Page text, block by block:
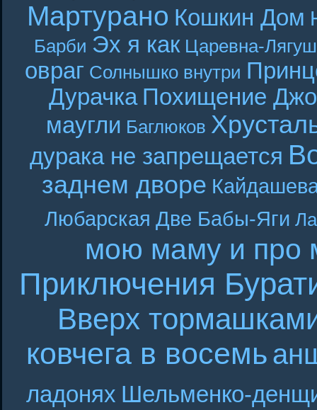
Мартурано Кошкин Дом
Барби Эх я как Царевна-
овраг Солнышко внутри
Дурачка Похищение
маугли Баглюков
дурака не запрещается
заднем дворе
Любарская Две Бабы-Яги
мою маму и про
Приключения
Вверх
ковчега в восемь
ладонях Шельменко-